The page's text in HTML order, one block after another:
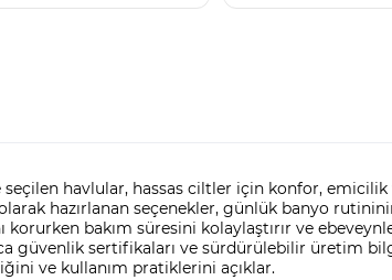
havlular, hassas ciltler için konfor,
hazırlanan seçenekler, günlük banyo
korurken bakım süresini kolaylaştırır ve
güvenlik sertifikaları ve sürdürülebilir üretim
ve kullanım pratiklerini açıklar.